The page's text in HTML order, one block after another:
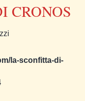
CRONOS
la-sconfitta-di-